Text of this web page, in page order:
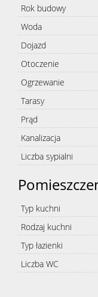
Rok budowy
Woda
Dojazd
Otoczenie
Ogrzewanie
Tarasy
Prąd
Kanalizacja
Liczba sypialni
Typ kuchni
Rodzaj kuchni
Typ łazienki
Liczba WC